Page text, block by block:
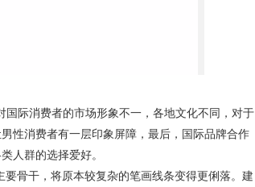
国际消费者的市场形象不一，各地文化不同，对于
性消费者有一层印象屏障，最后，国际品牌合作
人群的选择爱好。
骨干，将原本较复杂的笔画线条变得更俐落。建